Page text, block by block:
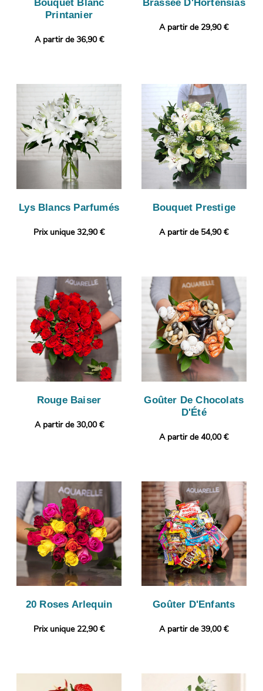
Bouquet Blanc
Printanier
A partir de 36,90 €
Brassée D'Hortensias
A partir de 29,90 €
Lys Blancs Parfumés
Prix unique 32,90 €
Bouquet Prestige
A partir de 54,90 €
Rouge Baiser
A partir de 30,00 €
Goûter De Chocolats
D'Été
A partir de 40,00 €
20 Roses Arlequin
Prix unique 22,90 €
Goûter D'Enfants
A partir de 39,00 €